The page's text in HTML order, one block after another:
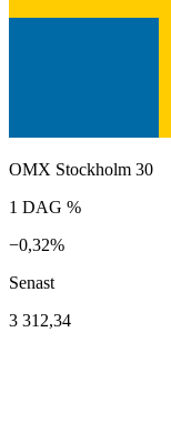
OMX Stockholm 30
1 DAG %
−0,32%
Senast
3 312,34